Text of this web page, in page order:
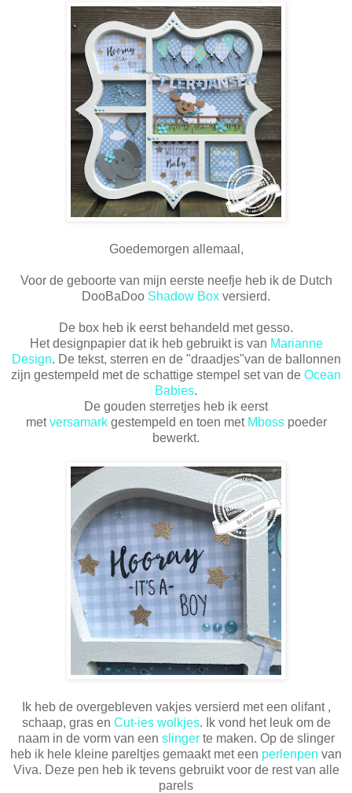
Goedemorgen allemaal,
Voor de geboorte van mijn eerste neefje heb ik de Dutch
DooBaDoo Shadow Box versierd.
De box heb ik eerst behandeld met gesso.
Het designpapier dat ik heb gebruikt is van Marianne
Design. De tekst, sterren en de "draadjes"van de ballonnen
zijn gestempeld met de schattige stempel set van de Ocean
Babies.
De gouden sterretjes heb ik eerst
metversamarkgestempeld en toen met Mbosspoeder
bewerkt.
Ik heb de overgebleven vakjes versierd met een olifant ,
schaap, gras en Cut-ies wolkjes. Ik vond het leuk om de
naam in de vorm van een slingerte maken. Op de slinger
heb ik hele kleine pareltjes gemaakt met een perlenpen van
Viva. Deze pen heb ik tevens gebruikt voor de rest van alle
parels